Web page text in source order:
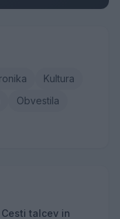
Kultura
Obvestila
talcev in